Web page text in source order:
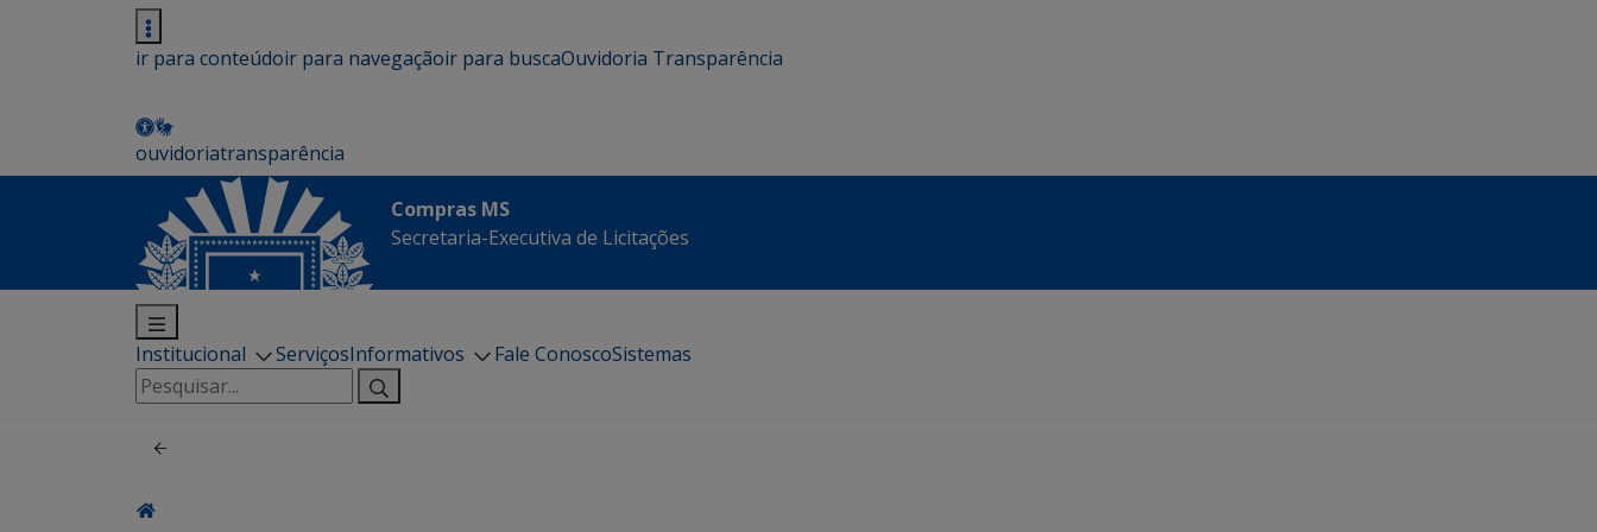
ir para conteúdoir para navegaçãoir para buscaOuvidoria Transparência
ouvidoriatransparência
Compras MS
Secretaria-Executiva de Licitações
Institucional ServiçosInformativos Fale ConoscoSistemas
Pesquisar
por: